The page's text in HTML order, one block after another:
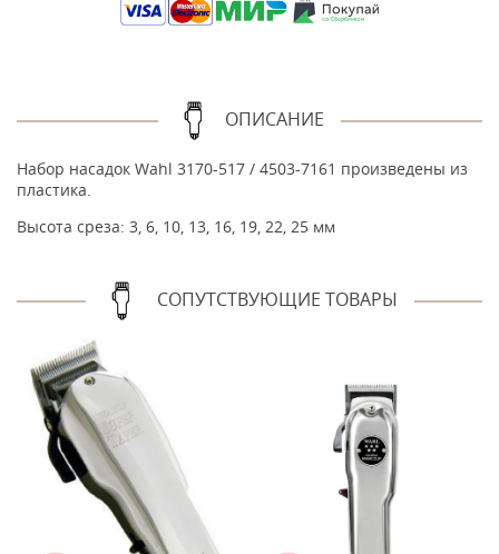
ОПИСАНИЕ
Набор насадок Wahl 3170-517 / 4503-7161 произведены из
пластика.
Высота среза: 3, 6, 10, 13, 16, 19, 22, 25 мм
СОПУТСТВУЮЩИЕ ТОВАРЫ